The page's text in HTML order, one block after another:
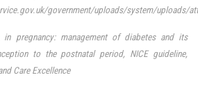
government/uploads/system/uploads/
in pregnancy: management of diabetes and its
to the postnatal period, NICE guideline,
Care Excellence